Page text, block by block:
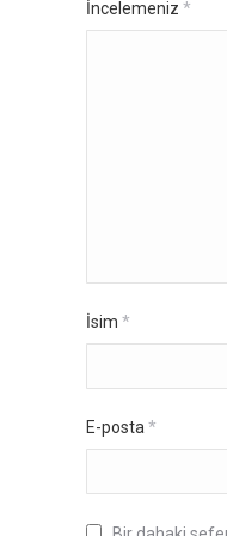
İncelemeniz *
İsim *
E-posta *